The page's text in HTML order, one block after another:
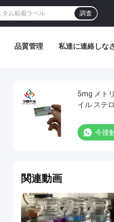
調査
品質管理 私達に連絡しな
5mg メト
イル ステ
今接
関連動画